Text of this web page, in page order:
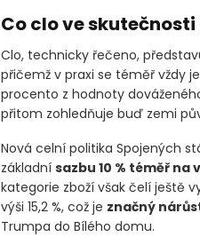
Co clo ve
Clo, technicky řečeno,
přičemž v praxi se téměř vždy
procento z hodnoty
přitom zohledňuje buď zemi
Nová celní politika Spojených
základní sazbu 10 % téměř na
kategorie zboží však čelí ještě
výši 15,2 %, což je značný
Trumpa do Bílého domu.